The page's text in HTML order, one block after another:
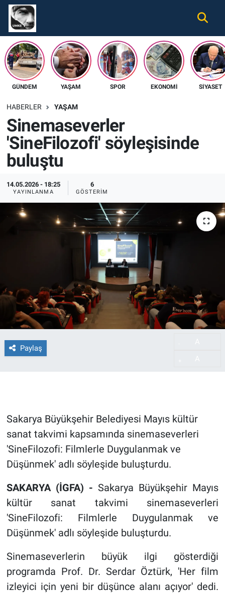
GÜNDEM YAŞAM SPOR EKONOMI SIYASET
HABERLER YAŞAM
Sinemaseverler
'SineFilozofi' söyleşisinde
buluştu
14.05.2026 - 18:25
YAYINLANMA
6
GÖSTERIM
Paylaş
Sakarya Büyükşehir Belediyesi Mayıs kültür
sanat takvimi kapsamında sinemaseverleri
'SineFilozofi: Filmlerle Duygulanmak ve
Düşünmek' adlı söyleşide buluşturdu.
SAKARYA (İGFA) -Sakarya Büyükşehir Mayıs
kültür sanat takvimi sinemaseverleri
'SineFilozofi: Filmlerle Duygulanmak ve
Düşünmek' adlı söyleşide buluşturdu.
Sinemaseverlerin büyük ilgi gösterdiği
programda Prof. Dr. Serdar Öztürk, 'Her film
izleyici için yeni bir düşünce alanı açıyor' dedi.
Gündem
Ekonomi
Spor
Tüm Haberler
İletişim
Künye
Nöbetçi Eczaneler
Hava Durumu
Namaz Vakitleri
Süper Lig Puan Durumu ve Fikstür
Tüm Manşetler
Son Dakika Haberleri
Haber Arşivi